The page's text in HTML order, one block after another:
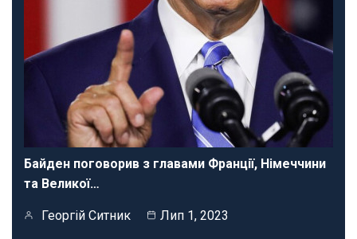
Байден поговорив з главами Франції, Німеччини
та Великої…
Георгій Ситник Лип 1, 2023